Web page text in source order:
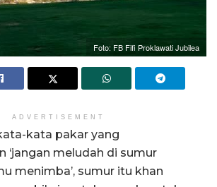
Foto: FB Fifi Proklawati Jubilea
ADVERTISEMENT
kata pakar yang
‘jangan meludah di sumur
menimba’, sumur itu khan